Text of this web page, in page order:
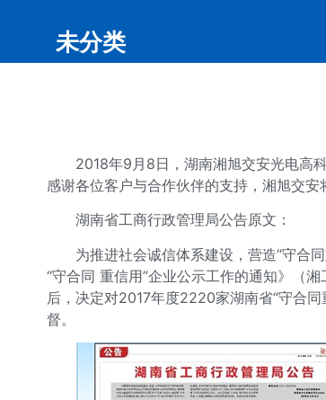
未分类
2018年9月8日， 湖南湘旭交安光电高
感谢各位客户与合作伙伴的支持，湘旭交安
湖南省工商行政管理局公告原文：
为推进社会诚信体系建设，营造“守合
“守合同 重信用”企业公示工作的通知》（
后，决定对2017年度2220家湖南省“守合
督。